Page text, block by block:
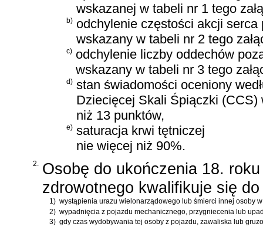
wskazanej w tabeli nr 1 tego
b) odchylenie częstości akcji serca
wskazany w tabeli nr 2 tego
c) odchylenie liczby oddechów
wskazany w tabeli nr 3 tego
d) stan świadomości oceniony
Dziecięcej Skali Śpiączki
niż 13 punktów,
e) saturacja krwi tętniczej
nie więcej niż 90%.
2. Osobę do ukończenia 18.
zdrowotnego kwalifikuje się
1) wystąpienia urazu wielonarządowego lub śmierci innej osoby
2) wypadnięcia z pojazdu mechanicznego, przygniecenia lub
3) gdy czas wydobywania tej osoby z pojazdu, zawaliska lub